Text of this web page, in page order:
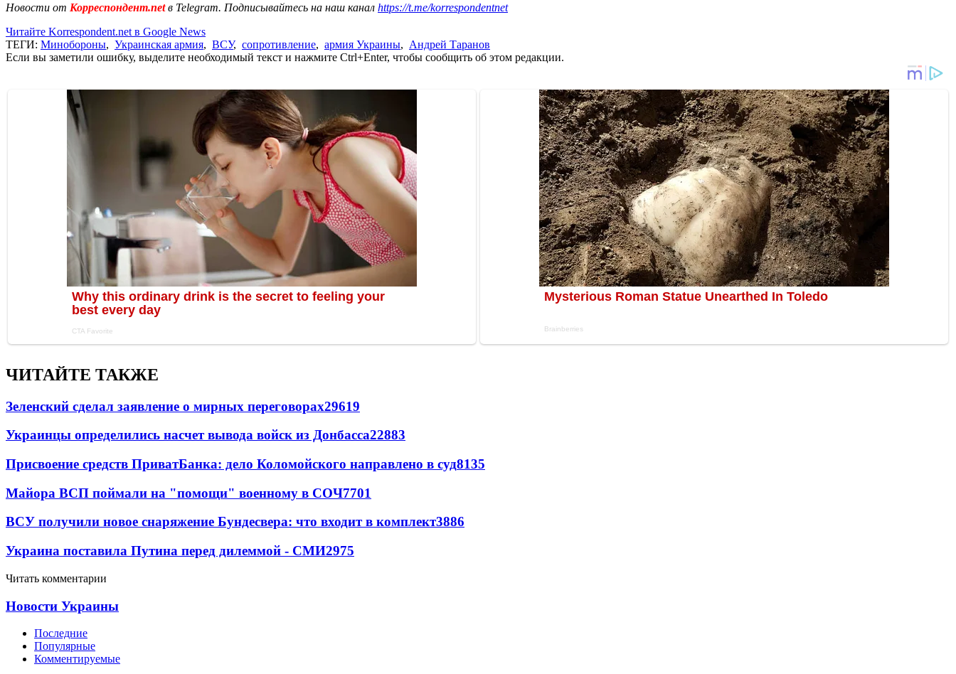
Новости от Корреспондент.netв Telegram. Подписывайтесь на наш канал https://t.me/korrespondentnet
Читайте Korrespondent.net в Google News
ТЕГИ: Минобороны, Украинская армия, ВСУ, сопротивление, армия Украины, Андрей Таранов
Если вы заметили ошибку, выделите необходимый текст и нажмите Ctrl+Enter, чтобы сообщить об этом редакции.
ЧИТАЙТЕ ТАКЖЕ
Зеленский сделал заявление о мирных переговорах29619
Украинцы определились насчет вывода войск из Донбасса22883
Присвоение средств ПриватБанка: дело Коломойского направлено в суд8135
Майора ВСП поймали на "помощи" военному в СОЧ7701
ВСУ получили новое снаряжение Бундесвера: что входит в комплект3886
Украина поставила Путина перед дилеммой - СМИ2975
Читать комментарии
Новости Украины
Последние
Популярные
Комментируемые